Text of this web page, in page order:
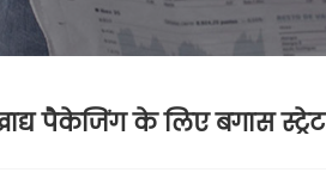
पैकेजिंग के लिए बगास